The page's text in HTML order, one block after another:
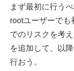
まず最初に行う
rootユーザーで
でのリスクを考
を追加して、以
行おう。